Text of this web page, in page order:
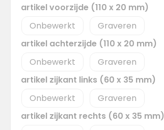
artikel voorzijde (110 x 20 mm)
Onbewerkt
Graveren
artikel achterzijde (110 x 20 mm)
Onbewerkt
Graveren
artikel zijkant links (60 x 35 mm)
Onbewerkt
Graveren
artikel zijkant rechts (60 x 35 mm)